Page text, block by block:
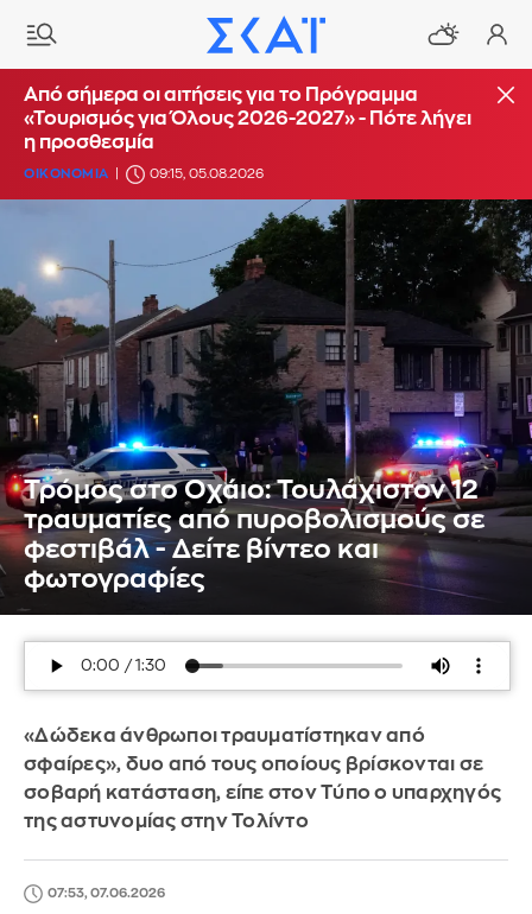
Από σήμερα οι αιτήσεις για το Πρόγραμμα
«Τουρισμός για Όλους 2026-2027» - Πότε λήγει
η προσθεσμία
ΟΙΚΟΝΟΜΙΑ 09:15, 05.08.2026
Τρόμος στο Οχάιο: Τουλάχιστον 12
τραυματίες από πυροβολισμούς σε
φεστιβάλ - Δείτε βίντεο και
φωτογραφίες
«Δώδεκα άνθρωποι τραυματίστηκαν από
σφαίρες», δυο από τους οποίους βρίσκονται σε
σοβαρή κατάσταση, είπε στον Τύπο ο υπαρχηγός
της αστυνομίας στην Τολίντο
07:53, 07.06.2026